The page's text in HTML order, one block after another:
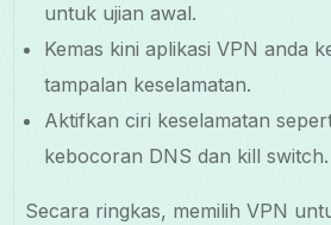
untuk ujian awal.
Kemas kini aplikasi VPN anda
tampalan keselamatan.
Aktifkan ciri keselamatan
kebocoran DNS dan kill switch.
Secara ringkas, memilih VPN